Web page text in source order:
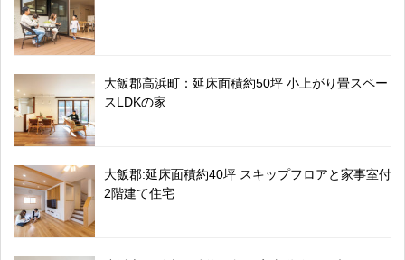
大飯郡高浜町：延床面積約50坪 小上がり畳スペー
スLDKの家
大飯郡:延床面積約40坪 スキップフロアと家事室付
2階建て住宅